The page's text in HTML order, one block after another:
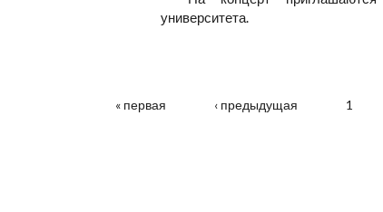
университета.
СТРАНИЦЫ
« первая ‹ предыдущая 1